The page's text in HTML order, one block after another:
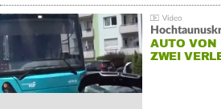
AUTO VON
ZWEI